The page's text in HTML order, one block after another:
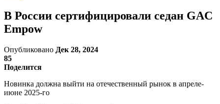
В России сертифицировали седан GAC
Empow
Опубликовано Дек 28, 2024
85
Поделится
Новинка должна выйти на отечественный рынок в апреле-
июне 2025-го